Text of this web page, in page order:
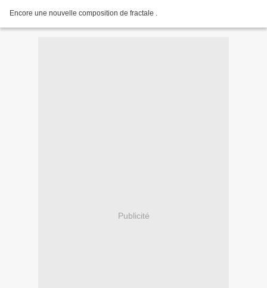
Encore une nouvelle composition de fractale .
Publicité